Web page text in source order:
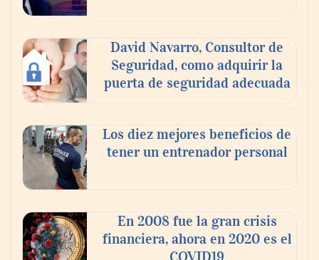
‘El ransomware se puede vencer. No
Ricardo Palacio Escobar
David Navarro, Consultor de
Seguridad, como adquirir la
puerta de seguridad adecuada
Los diez mejores beneficios de
tener un entrenador personal
En 2008 fue la gran crisis
financiera, ahora en 2020 es el
COVID19